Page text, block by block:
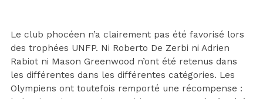
Le club phocéen n’a clairement pas été favorisé lors
des trophées UNFP. Ni Roberto De Zerbi ni Adrien
Rabiot ni Mason Greenwood n’ont été retenus dans
les différentes dans les différentes catégories. Les
Olympiens ont toutefois remporté une récompense :